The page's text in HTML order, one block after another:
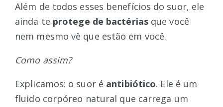
Além de todos esses benefícios do suor, ele
ainda te protege de bactériasque você
nem mesmo vê que estão em você.
Como assim?
Explicamos: o suor é antibiótico. Ele é um
fluido corpóreo natural que carrega um